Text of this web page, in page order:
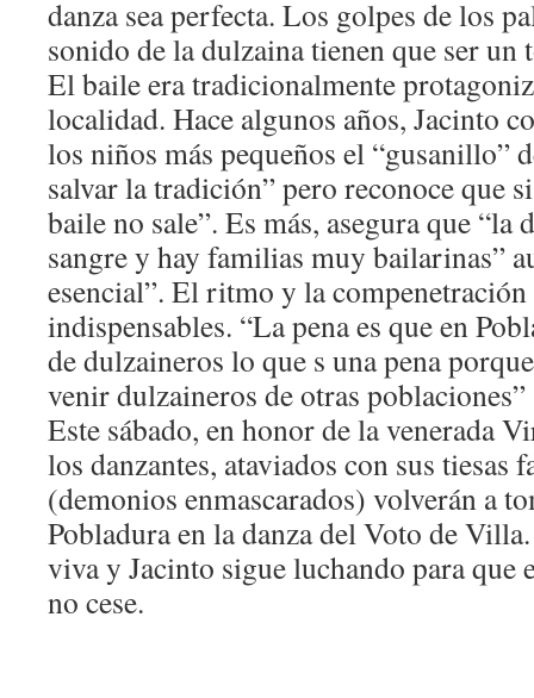
danza sea perfecta. Los golpes de los
sonido de la dulzaina tienen que ser un
El baile era tradicionalmente
localidad. Hace algunos años, Jacinto
los niños más pequeños el “gusanillo”
salvar la tradición” pero reconoce que
baile no sale”. Es más, asegura que “la
sangre y hay familias muy bailarinas”
esencial”. El ritmo y la
indispensables. “La pena es que en
de dulzaineros lo que s una pena
venir dulzaineros de otras
Este sábado, en honor de la venerada
los danzantes, ataviados con sus tiesas
(demonios enmascarados) volverán a
Pobladura en la danza del Voto de
viva y Jacinto sigue luchando para que
no cese.